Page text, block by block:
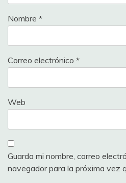
Nombre *
Correo electrónico *
Web
Guarda mi nombre, correo
navegador para la próxima vez